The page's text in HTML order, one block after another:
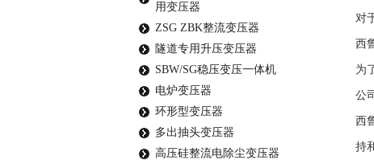
对
西
为
公
西
持
用变压器
ZSG ZBK整流变压器
隧道专用升压变压器
SBW/SG稳压变压一体机
电炉变压器
环形型变压器
多出抽头变压器
高压硅整流电除尘变压器